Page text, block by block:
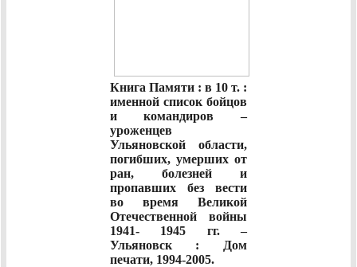
Книга Памяти : в 10 т. :
именной список бойцов
и командиров –
уроженцев
Ульяновской области,
погибших, умерших от
ран, болезней и
пропавших без вести
во время Великой
Отечественной войны
1941- 1945 гг. –
Ульяновск : Дом
печати, 1994-2005.